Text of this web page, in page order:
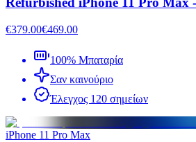
€379.00€469.00
100% Μπαταρία
Σαν καινούριο
Έλεγχος 120 σημείων
iPhone 11 Pro Max